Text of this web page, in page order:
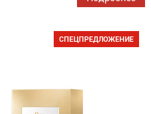
СПЕЦПРЕДЛОЖЕНИЕ